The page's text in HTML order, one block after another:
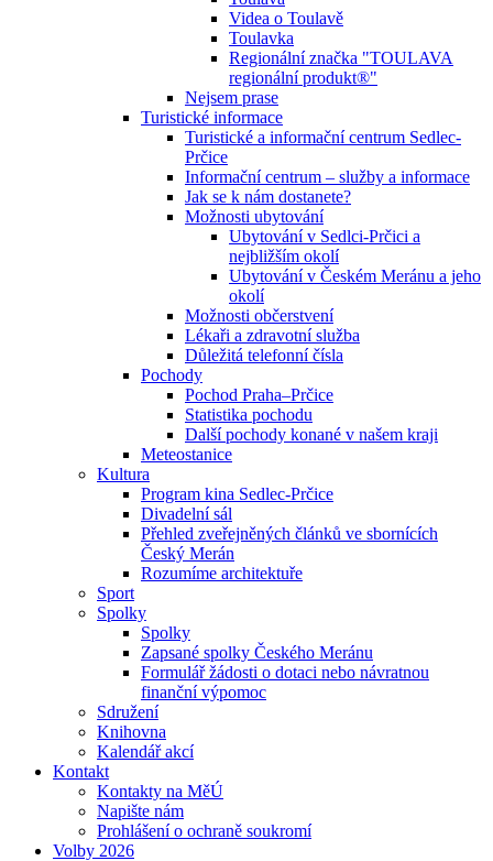
Videa o Toulavě
Toulavka
Regionální značka "TOULAVA
regionální produkt®"
Nejsem prase
Turistické informace
Turistické a informační centrum Sedlec-
Prčice
Informační centrum – služby a informace
Jak se k nám dostanete?
Možnosti ubytování
Ubytování v Sedlci-Prčici a
nejbližším okolí
Ubytování v Českém Meránu a jeho
okolí
Možnosti občerstvení
Lékaři a zdravotní služba
Důležitá telefonní čísla
Pochody
Pochod Praha–Prčice
Statistika pochodu
Další pochody konané v našem kraji
Meteostanice
Kultura
Program kina Sedlec-Prčice
Divadelní sál
Přehled zveřejněných článků ve sbornících
Český Merán
Rozumíme architektuře
Sport
Spolky
Spolky
Zapsané spolky Českého Meránu
Formulář žádosti o dotaci nebo návratnou
finanční výpomoc
Sdružení
Knihovna
Kalendář akcí
Kontakt
Kontakty na MěÚ
Napište nám
Prohlášení o ochraně soukromí
Volby 2026